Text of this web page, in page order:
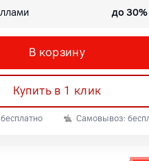
до 30%
В корзину
Купить в 1 клик
Самовывоз: